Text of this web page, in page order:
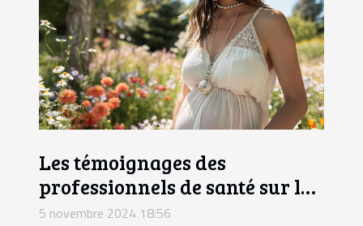
Les témoignages des
professionnels de santé sur le
bola de grossesse
5 novembre 2024 18:56